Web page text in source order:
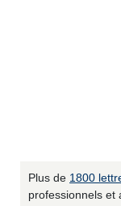
Plus de 1800
professionnels et